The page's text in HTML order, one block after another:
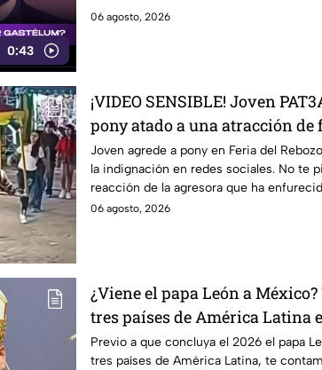
0:43
06 agosto, 2026
¡VIDEO SENSIBLE! Joven
pony atado a una atracción de
reacción de la agresora
redes
Joven agrede a pony en Feria del
la indignación en redes sociales. No te
reacción de la agresora que ha
06 agosto, 2026
¿Viene el papa León a
tres países de América Latina
noviembre de este año 2026
Previo a que concluya el 2026 el papa
tres países de América Latina, te